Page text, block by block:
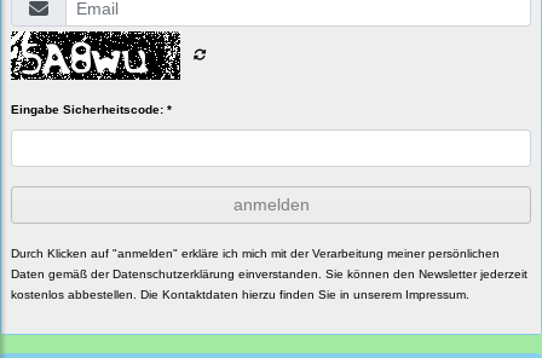
Eingabe Sicherheitscode: *
anmelden
Durch Klicken auf "anmelden" erkläre ich mich mit der Verarbeitung meiner persönlichen
Daten gemäß derDatenschutzerklärung einverstanden. Sie können den Newsletter jederzeit
kostenlos abbestellen. Die Kontaktdaten hierzu finden Sie in unserem Impressum.